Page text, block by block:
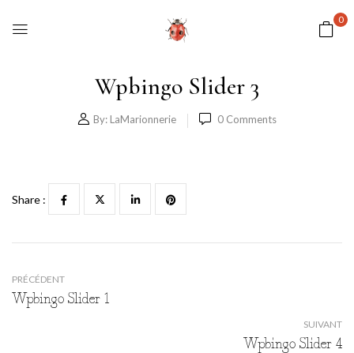
0
Wpbingo Slider 3
By: LaMarionnerie 0 Comments
Share :
PRÉCÉDENT
Wpbingo Slider 1
SUIVANT
Wpbingo Slider 4